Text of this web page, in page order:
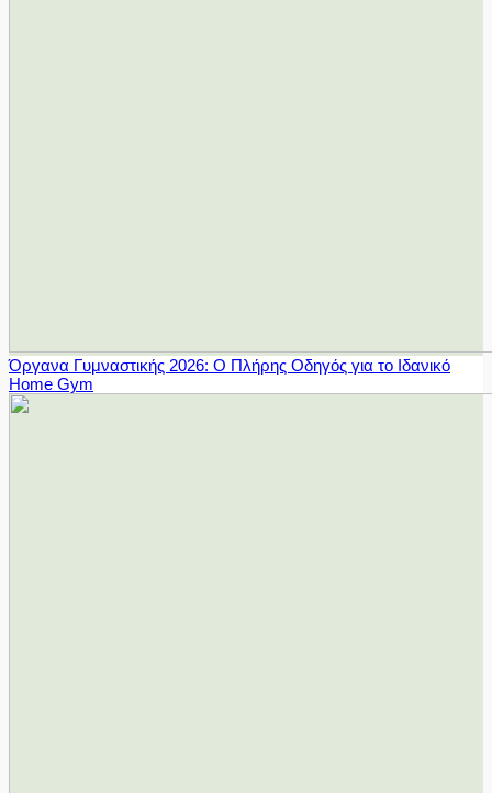
Όργανα Γυμναστικής 2026: Ο Πλήρης Οδηγός για το Ιδανικό
Home Gym